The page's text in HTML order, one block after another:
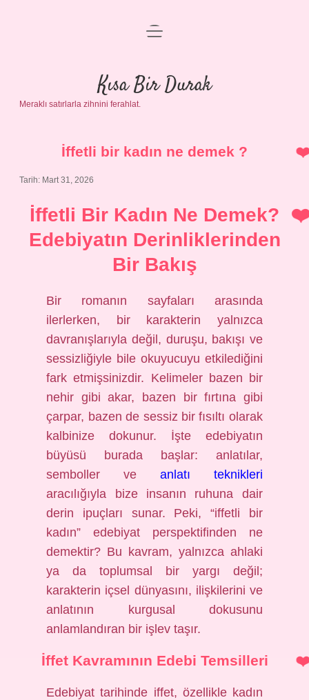
Anasayfa
Gizlilik Politikası
Yasal Uyarı
menüyü
Kısa Bir Durak
Meraklı satırlarla zihnini ferahlat.
İffetli bir kadın ne demek ?
Tarih: Mart 31, 2026
İffetli Bir Kadın Ne Demek?
Edebiyatın Derinliklerinden
Bir Bakış
Bir romanın sayfaları arasında
ilerlerken, bir karakterin yalnızca
davranışlarıyla değil, duruşu, bakışı ve
sessizliğiyle bile okuyucuyu etkilediğini
fark etmişsinizdir. Kelimeler bazen bir
nehir gibi akar, bazen bir fırtına gibi
çarpar, bazen de sessiz bir fısıltı olarak
kalbinize dokunur. İşte edebiyatın
büyüsü burada başlar: anlatılar,
semboller ve anlatı teknikleri
aracılığıyla bize insanın ruhuna dair
derin ipuçları sunar. Peki, “iffetli bir
kadın” edebiyat perspektifinden ne
demektir? Bu kavram, yalnızca ahlaki
ya da toplumsal bir yargı değil;
karakterin içsel dünyasını, ilişkilerini ve
anlatının kurgusal dokusunu
anlamlandıran bir işlev taşır.
İffet Kavramının Edebi Temsilleri
Edebiyat tarihinde iffet, özellikle kadın